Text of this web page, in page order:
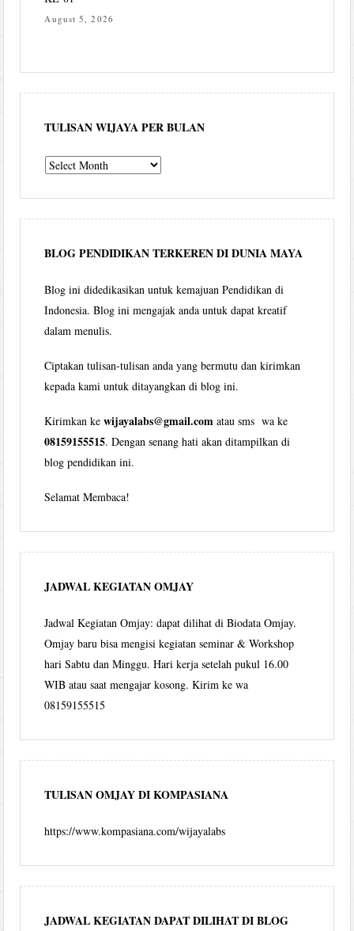
August 5, 2026
TULISAN WIJAYA PER BULAN
Tulisan
per
bulan
BLOG PENDIDIKAN TERKEREN DI DUNIA MAYA
Blog ini didedikasikan untuk kemajuan Pendidikan di
Indonesia. Blog ini mengajak anda untuk dapat kreatif
dalam menulis.
Ciptakan tulisan-tulisan anda yang bermutu dan kirimkan
kepada kami untuk ditayangkan di blog ini.
Kirimkan kewijayalabs@gmail.com atau sms wa ke
08159155515. Dengan senang hati akan ditampilkan di
blog pendidikan ini.
Selamat Membaca!
JADWAL KEGIATAN OMJAY
Jadwal Kegiatan Omjay: dapat dilihat di Biodata Omjay.
Omjay baru bisa mengisi kegiatan seminar & Workshop
hari Sabtu dan Minggu. Hari kerja setelah pukul 16.00
WIB atau saat mengajar kosong. Kirim ke wa
08159155515
TULISAN OMJAY DI KOMPASIANA
https://www.kompasiana.com/wijayalabs
JADWAL KEGIATAN DAPAT DILIHAT DI BLOG